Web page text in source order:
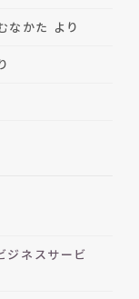
なかた より
ジネスサービ